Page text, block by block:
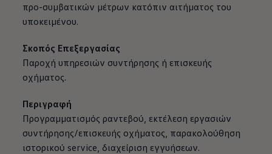
προ-συμβατικών μέτρων κατόπιν αιτήματος του
υποκειμένου.
Σκοπός Επεξεργασίας
Παροχή υπηρεσιών συντήρησης ή επισκευής
οχήματος.
Περιγραφή
Προγραμματισμός ραντεβού, εκτέλεση εργασιών
συντήρησης/επισκευής οχήματος, παρακολούθηση
ιστορικού service, διαχείριση εγγυήσεων.